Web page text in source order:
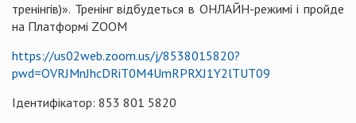
тренінгів)». Тренінг відбудеться в ОНЛАЙН-режимі і пройде
на Платформі ZOOM
https://us02web.zoom.us/j/8538015820?
pwd=OVRJMnJhcDRiT0M4UmRPRXJ1Y2lTUT09
Ідентифікатор: 853 801 5820